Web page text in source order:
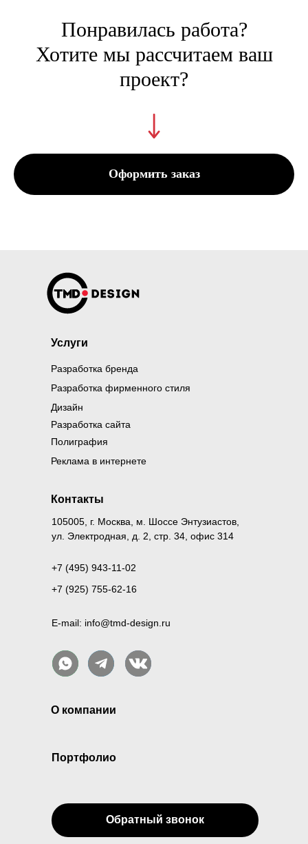
Понравилась работа?
Хотите мы рассчитаем ваш
проект?
Оформить заказ
105005, г. Москва, м. Шоссе Энтузиастов,
ул. Электродная, д. 2, стр. 34, офис 314
+7 (495) 943-11-02
+7 (925) 755-62-16
Контакты
Услуги
Разработка бренда
Дизайн
Разработка фирменного стиля
Разработка сайта
Полиграфия
Реклама в интернете
Портфолио
Обратный звонок
E-mail: info@tmd-design.ru
О компании